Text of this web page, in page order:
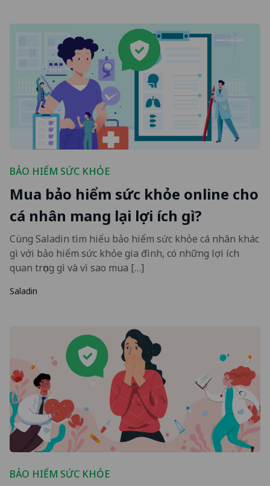
BẢO HIỂM SỨC KHỎE
Mua bảo hiểm sức khỏe online cho
cá nhân mang lại lợi ích gì?
Cùng Saladin tìm hiểu bảo hiểm sức khỏe cá nhân khác
gì với bảo hiểm sức khỏe gia đình, có những lợi ích
quan trọng gì và vì sao mua […]
Saladin
BẢO HIỂM SỨC KHỎE